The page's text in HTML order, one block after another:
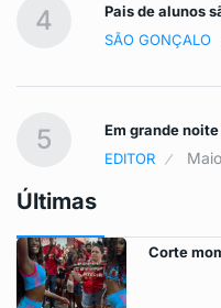
4
Pais de alunos
SÃO GONÇALO
5
Em grande
EDITOR
Últimas
Corte